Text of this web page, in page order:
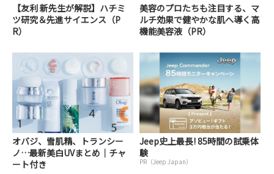
【友利 新先生が解説】ハチミ
ツ研究＆先進サイエンス（P
R）
美容のプロたちも注目する、マ
ルチ効果で健やかな肌へ導く高
機能美容液（PR）
オバジ、雪肌精、トランシー
ノ…最新美白UVまとめ｜チャ
ート付き
Jeep史上最長! 85時間の試乗体
験
PR（Jeep Japan）